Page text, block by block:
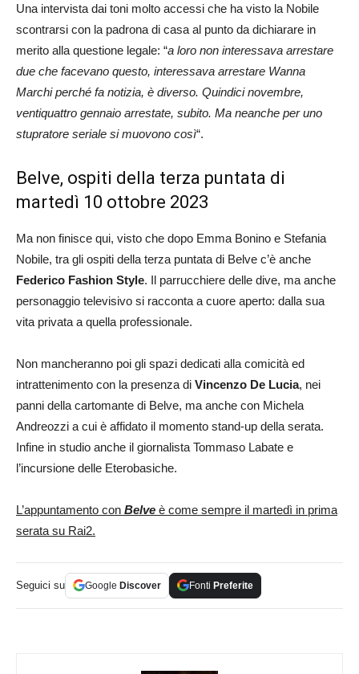
Una intervista dai toni molto accessi che ha visto la Nobile
scontrarsi con la padrona di casa al punto da dichiarare in
merito alla questione legale: “a loro non interessava arrestare
due che facevano questo, interessava arrestare Wanna
Marchi perché fa notizia, è diverso. Quindici novembre,
ventiquattro gennaio arrestate, subito. Ma neanche per uno
stupratore seriale si muovono così“.
Belve, ospiti della terza puntata di
martedì 10 ottobre 2023
Ma non finisce qui, visto che dopo Emma Bonino e Stefania
Nobile, tra gli ospiti della terza puntata di Belve c’è anche
Federico Fashion Style. Il parrucchiere delle dive, ma anche
personaggio televisivo si racconta a cuore aperto: dalla sua
vita privata a quella professionale.
Non mancheranno poi gli spazi dedicati alla comicità ed
intrattenimento con la presenza di Vincenzo De Lucia, nei
panni della cartomante di Belve, ma anche con Michela
Andreozzi a cui è affidato il momento stand-up della serata.
Infine in studio anche il giornalista Tommaso Labate e
l’incursione delle Eterobasiche.
L’appuntamento con Belve è come sempre il martedì in prima
serata su Rai2.
Seguici su Google Discover Fonti Preferite